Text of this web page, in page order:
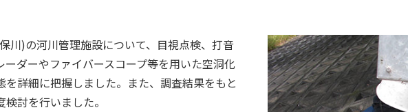
川)の河川管理施設について、目視点検、打音
ダーやファイバースコープ等を用いた空洞化
詳細に把握しました。また、調査結果をもと
討を行いました。